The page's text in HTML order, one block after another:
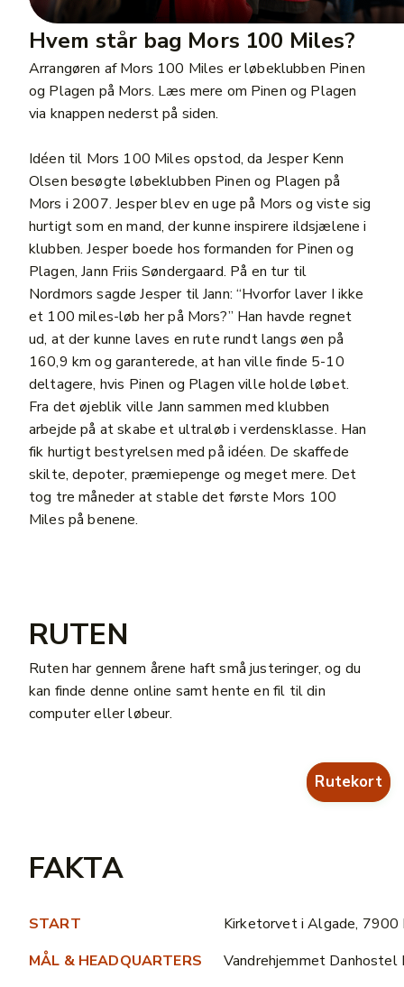
Hvem står bag Mors 100 Miles?
Arrangøren af Mors 100 Miles er løbeklubben Pinen
og Plagen på Mors. Læs mere om Pinen og Plagen
via knappen nederst på siden.
Idéen til Mors 100 Miles opstod, da Jesper Kenn
Olsen besøgte løbeklubben Pinen og Plagen på
Mors i 2007. Jesper blev en uge på Mors og viste sig
hurtigt som en mand, der kunne inspirere ildsjælene i
klubben. Jesper boede hos formanden for Pinen og
Plagen, Jann Friis Søndergaard. På en tur til
Nordmors sagde Jesper til Jann: “Hvorfor laver I ikke
et 100 miles-løb her på Mors?” Han havde regnet
ud, at der kunne laves en rute rundt langs øen på
160,9 km og garanterede, at han ville finde 5-10
deltagere, hvis Pinen og Plagen ville holde løbet.
Fra det øjeblik ville Jann sammen med klubben
arbejde på at skabe et ultraløb i verdensklasse. Han
fik hurtigt bestyrelsen med på idéen. De skaffede
skilte, depoter, præmiepenge og meget mere. Det
tog tre måneder at stable det første Mors 100
Miles på benene.
RUTEN
Ruten har gennem årene haft små justeringer, og du
kan finde denne online samt hente en fil til din
computer eller løbeur.
Rutekort
FAKTA
START
Kirketorvet i Algade, 7900
MÅL & HEADQUARTERS
Vandrehjemmet